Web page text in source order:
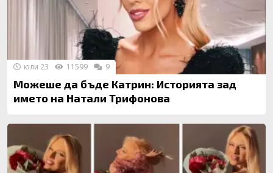
Можеше да бъде Катрин: Историята зад
името на Натали Трифонова
юли 23 11599 9